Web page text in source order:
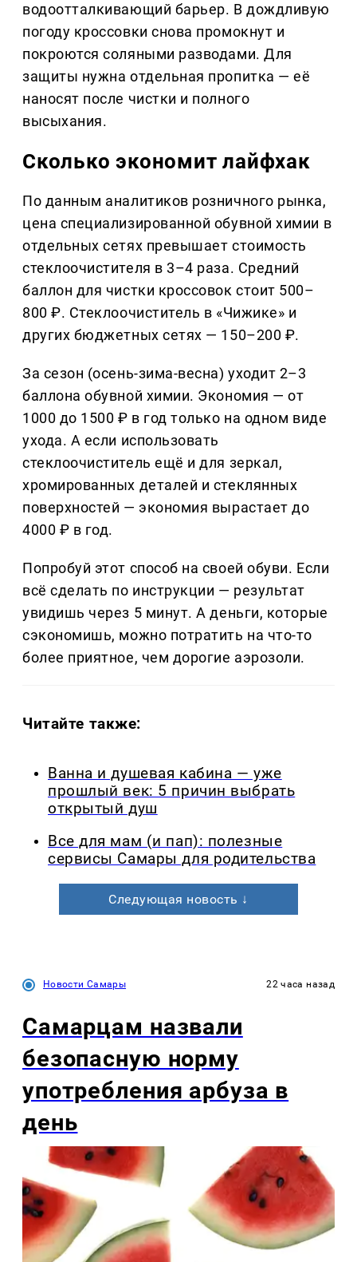
водоотталкивающий барьер. В дождливую
погоду кроссовки снова промокнут и
покроются соляными разводами. Для
защиты нужна отдельная пропитка — её
наносят после чистки и полного
высыхания.
Сколько экономит лайфхак
По данным аналитиков розничного рынка,
цена специализированной обувной химии в
отдельных сетях превышает стоимость
стеклоочистителя в 3–4 раза. Средний
баллон для чистки кроссовок стоит 500–
800 ₽. Стеклоочиститель в «Чижике» и
других бюджетных сетях — 150–200 ₽.
За сезон (осень-зима-весна) уходит 2–3
баллона обувной химии. Экономия — от
1000 до 1500 ₽ в год только на одном виде
ухода. А если использовать
стеклоочиститель ещё и для зеркал,
хромированных деталей и стеклянных
поверхностей — экономия вырастает до
4000 ₽ в год.
Попробуй этот способ на своей обуви. Если
всё сделать по инструкции — результат
увидишь через 5 минут. А деньги, которые
сэкономишь, можно потратить на что-то
более приятное, чем дорогие аэрозоли.
Читайте также:
Ванна и душевая кабина — уже
прошлый век: 5 причин выбрать
открытый душ
Все для мам (и пап): полезные
сервисы Самары для родительства
Следующая новость ↓
Новости Самары 22 часа назад
Самарцам назвали
безопасную норму
употребления арбуза в
день